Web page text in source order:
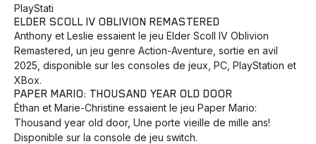
PlayStati
ELDER SCOLL IV OBLIVION REMASTERED
Anthony et Leslie essaient le jeu Elder Scoll IV Oblivion
Remastered, un jeu genre Action-Aventure, sortie en avil
2025, disponible sur les consoles de jeux, PC, PlayStation et
XBox.
PAPER MARIO: THOUSAND YEAR OLD DOOR
Éthan et Marie-Christine essaient le jeu Paper Mario:
Thousand year old door, Une porte vieille de mille ans!
Disponible sur la console de jeu switch.